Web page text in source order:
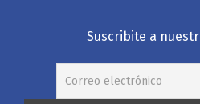
Suscribite a